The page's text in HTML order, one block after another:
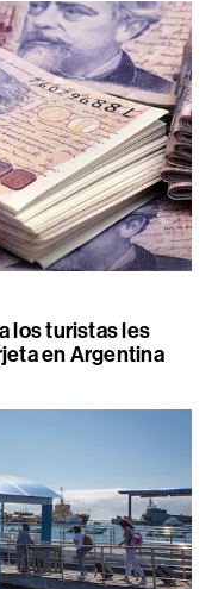
los turistas les
en Argentina